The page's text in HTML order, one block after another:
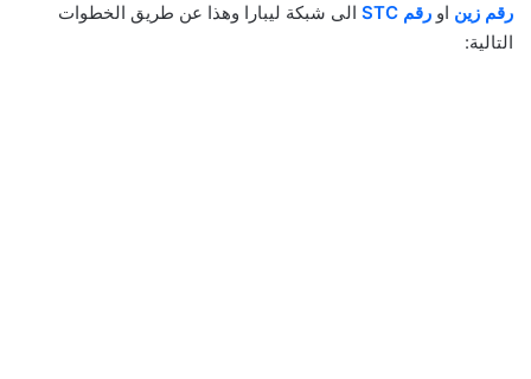
رقم زين او رقم STC
الى شبكة ليبارا وهذا عن طريق الخطوات
التالية: